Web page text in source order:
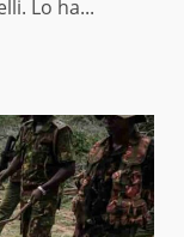
Lo ha...